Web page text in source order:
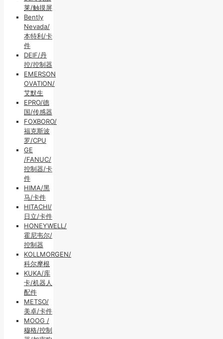
莱/触摸屏
Bently
Nevada/
本特利/卡
件
DEIF/丹
控/控制器
EMERSON
OVATION/
艾默生
EPRO/德
国/传感器
FOXBORO/
福克斯波
罗/CPU
GE
/FANUC/
控制器/卡
件
HIMA/黑
马/卡件
HITACHI/
日立/卡件
HONEYWELL/
霍尼韦尔/
控制器
KOLLMORGEN/
科尔摩根
KUKA/库
卡/机器人
配件
METSO/
美卓/卡件
MOOG /
穆格/控制